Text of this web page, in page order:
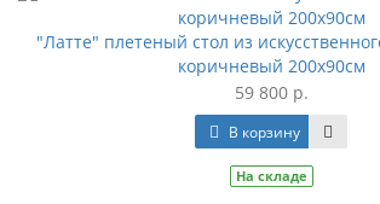
"Латте" плетеный стол из
коричневый 200х90см
59 800 р.
В корзину
На складе